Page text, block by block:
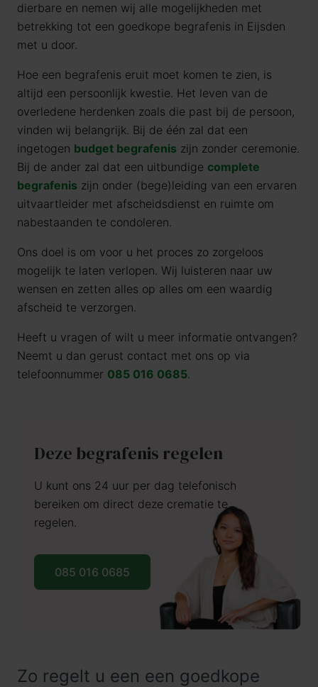
dierbare en nemen wij alle mogelijkheden met
betrekking tot een goedkope begrafenis in Eijsden
met u door.
Hoe een begrafenis eruit moet komen te zien, is
altijd een persoonlijk kwestie. Het leven van de
overledene herdenken zoals die past bij de persoon,
vinden wij belangrijk. Bij de één zal dat een
ingetogen budget begrafenis zijn zonder ceremonie.
Bij de ander zal dat een uitbundige complete
begrafenis zijn onder (bege)leiding van een ervaren
uitvaartleider met afscheidsdienst en ruimte om
nabestaanden te condoleren.
Ons doel is om voor u het proces zo zorgeloos
mogelijk te laten verlopen. Wij luisteren naar uw
wensen en zetten alles op alles om een waardig
afscheid te verzorgen.
Heeft u vragen of wilt u meer informatie ontvangen?
Neemt u dan gerust contact met ons op via
telefoonnummer 085 016 0685.
Deze begrafenis regelen
U kunt ons 24 uur per dag telefonisch
bereiken om direct deze crematie te
regelen.
085 016 0685
Zo regelt u een een goedkope